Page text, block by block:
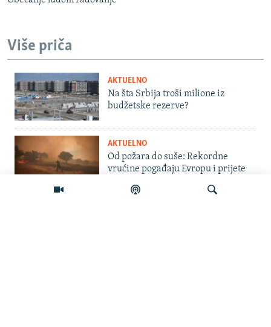
Više priča
AKTUELNO
Na šta Srbija troši milione iz
budžetske rezerve?
AKTUELNO
Od požara do suše: Rekordne
vrućine pogađaju Evropu i prijete